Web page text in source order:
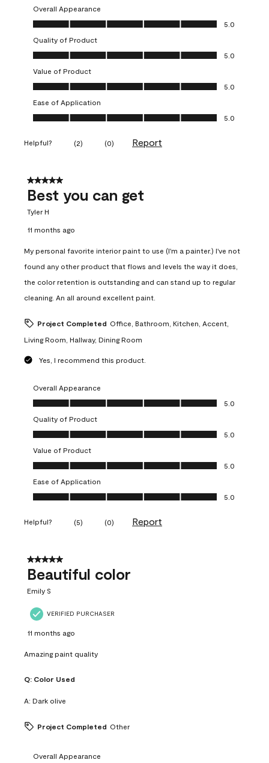
Overall Appearance
Overall Appearance, 5.0 out of 5
5.0
Quality of Product
Quality of Product, 5.0 out of 5
5.0
Value of Product
Value of Product, 5.0 out of 5
5.0
Ease of Application
Ease of Application, 5.0 out of 5
5.0
Helpful? (2) (0) Report
5 out of 5 stars.
Best you can get
Tyler H
11 months ago
My personal favorite interior paint to use (I'm a painter.) I've not
found any other product that flows and levels the way it does,
the color retention is outstanding and can stand up to regular
cleaning. An all around excellent paint.
Project Completed Office, Bathroom, Kitchen, Accent,
Living Room, Hallway, Dining Room
Yes, I recommend this product.
Overall Appearance
Overall Appearance, 5.0 out of 5
5.0
Quality of Product
Quality of Product, 5.0 out of 5
5.0
Value of Product
Value of Product, 5.0 out of 5
5.0
Ease of Application
Ease of Application, 5.0 out of 5
5.0
Helpful? (5) (0) Report
5 out of 5 stars.
Beautiful color
Emily S
VERIFIED PURCHASER
11 months ago
Amazing paint quality
Q: Color Used
A: Dark olive
Project Completed Other
Overall Appearance